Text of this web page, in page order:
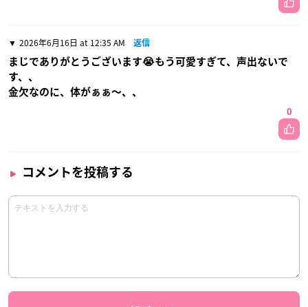
2026年6月16日 at 12:35 AM 返信
まじでありがとうございます😭もう可愛すぎて、声出ないで
す、、
金欠なのに、体がぁぁ〜、、
0
コメントを投稿する